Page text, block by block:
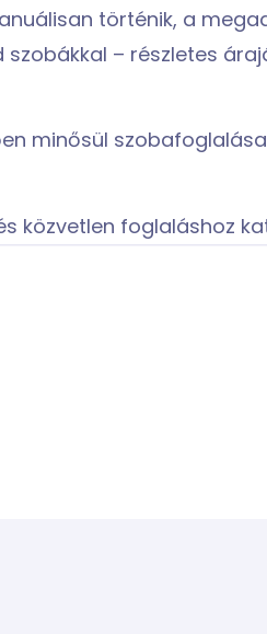
történik, a
– részletes
minősül szobafoglalása
közvetlen foglaláshoz